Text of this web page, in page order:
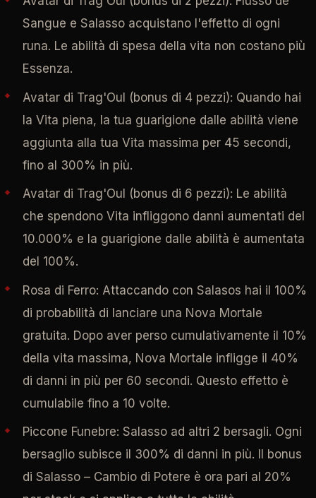
Sangue e Salasso acquistano l'effetto di ogni
runa. Le abilità di spesa della vita non costano più
Essenza.
Avatar di Trag'Oul (bonus di 4 pezzi): Quando hai
la Vita piena, la tua guarigione dalle abilità viene
aggiunta alla tua Vita massima per 45 secondi,
fino al 300% in più.
Avatar di Trag'Oul (bonus di 6 pezzi): Le abilità
che spendono Vita infliggono danni aumentati del
10.000% e la guarigione dalle abilità è aumentata
del 100%.
Rosa di Ferro: Attaccando con Salasos hai il 100%
di probabilità di lanciare una Nova Mortale
gratuita. Dopo aver perso cumulativamente il 10%
della vita massima, Nova Mortale infligge il 40%
di danni in più per 60 secondi. Questo effetto è
cumulabile fino a 10 volte.
Piccone Funebre: Salasso ad altri 2 bersagli. Ogni
bersaglio subisce il 300% di danni in più. Il bonus
di Salasso – Cambio di Potere è ora pari al 20%